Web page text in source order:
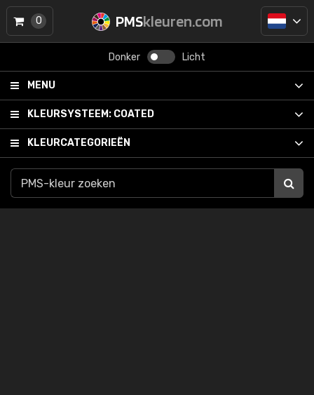
PMSkleuren.com
Donker Licht
MENU
KLEURSYSTEEM: COATED
KLEURCATEGORIEËN
0